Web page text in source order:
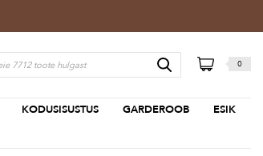
0
KODUSISUSTUS GARDEROOB
ESIK